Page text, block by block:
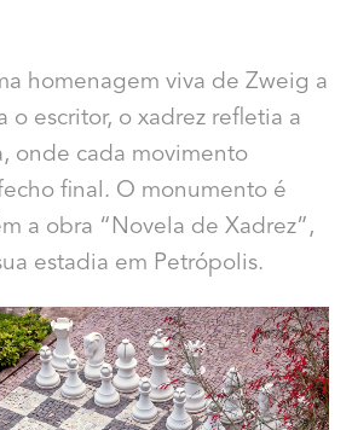
homenagem viva de Zweig a
o escritor, o xadrez refletia a
onde cada movimento
final. O monumento é
a obra “Novela de Xadrez”,
estadia em Petrópolis.